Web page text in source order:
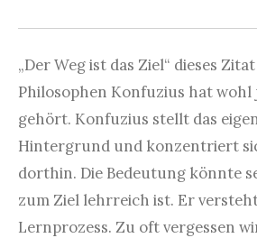
„Der Weg ist das Ziel“ dieses
Philosophen Konfuzius hat wohl
gehört. Konfuzius stellt das
Hintergrund und konzentriert
dorthin. Die Bedeutung könnte
zum Ziel lehrreich ist. Er
Lernprozess. Zu oft vergessen